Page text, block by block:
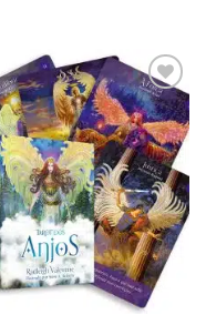
Adicionar
aos meus
desejos